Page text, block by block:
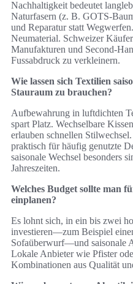
Nachhaltigkeit bedeutet
Naturfasern (z. B.
und Reparatur statt
Neumaterial. Schweizer
Manufakturen und
Fussabdruck zu verkleinern.
Wie lassen sich Textilien
Stauraum zu brauchen?
Aufbewahrung in luftdichten
spart Platz. Wechselbare
erlauben schnellen
praktisch für häufig genutzte
saisonale Wechsel besonders
Jahreszeiten.
Welches Budget sollte man
einplanen?
Es lohnt sich, in ein bis zwei
investieren—zum Beispiel
Sofaüberwurf—und saisonale
Lokale Anbieter wie Pfister
Kombinationen aus Qualität